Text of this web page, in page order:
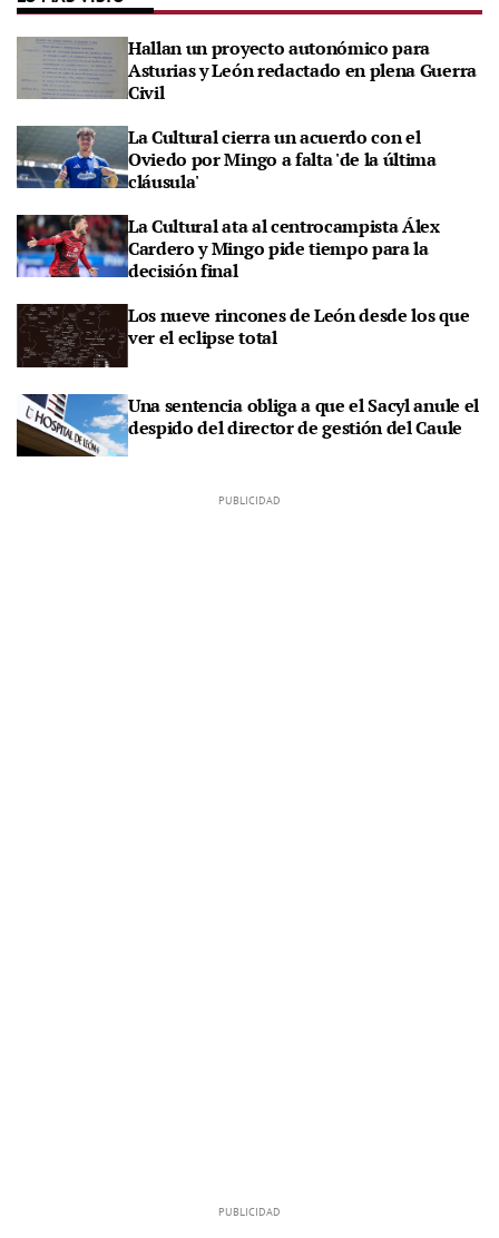
Hallan un proyecto autonómico para
Asturias y León redactado en plena Guerra
Civil
La Cultural cierra un acuerdo con el
Oviedo por Mingo a falta 'de la última
cláusula'
La Cultural ata al centrocampista Álex
Cardero y Mingo pide tiempo para la
decisión final
Los nueve rincones de León desde los que
ver el eclipse total
Una sentencia obliga a que el Sacyl anule el
despido del director de gestión del Caule